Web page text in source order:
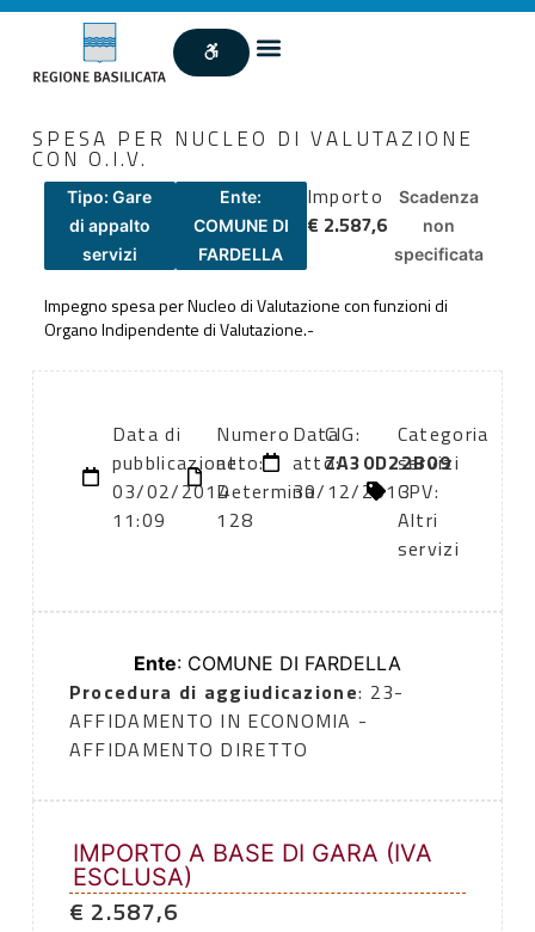
SPESA PER NUCLEO DI VALUTAZIONE
CON O.I.V.
Tipo: Gare
di appalto
servizi
Ente:
COMUNE DI
FARDELLA
Importo
€ 2.587,6
Scadenza
non
specificata
Impegno spesa per Nucleo di Valutazione con funzioni di
Organo Indipendente di Valutazione.-
Data di
pubblicazione:
03/02/2014
11:09
Numero
atto:
Determina
128
Data
atto:
30/12/2013
CIG:
ZA30D22B09
Categoria
servizi
CPV:
Altri
servizi
Ente: COMUNE DI FARDELLA
Procedura di aggiudicazione: 23-
AFFIDAMENTO IN ECONOMIA -
AFFIDAMENTO DIRETTO
IMPORTO A BASE DI GARA (IVA
ESCLUSA)
€ 2.587,6